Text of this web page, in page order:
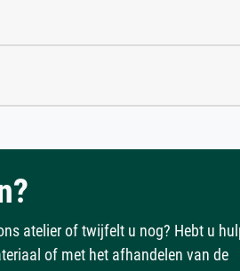
atelier of twijfelt u nog? Hebt u
of met het afhandelen van de